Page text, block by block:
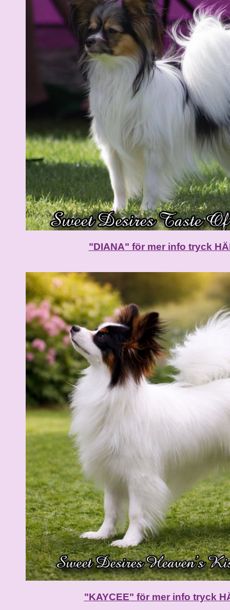
"DIANA" för mer info tryck
"KAYCEE" för mer info tryck